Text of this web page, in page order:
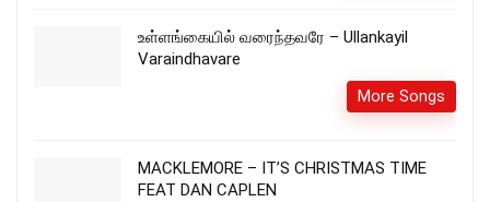
உள்ளங்கையில் வரைந்தவரே – Ullankayil
Varaindhavare
More Songs
MACKLEMORE – IT’S CHRISTMAS TIME
FEAT DAN CAPLEN